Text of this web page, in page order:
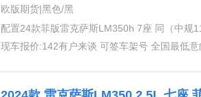
藏消费
欧版期货|黑色/黑
配置24款菲版雷克萨斯LM350h 7座 同（中规1199配置
现车报价:142有户来谈 可签车架号 全国最低意